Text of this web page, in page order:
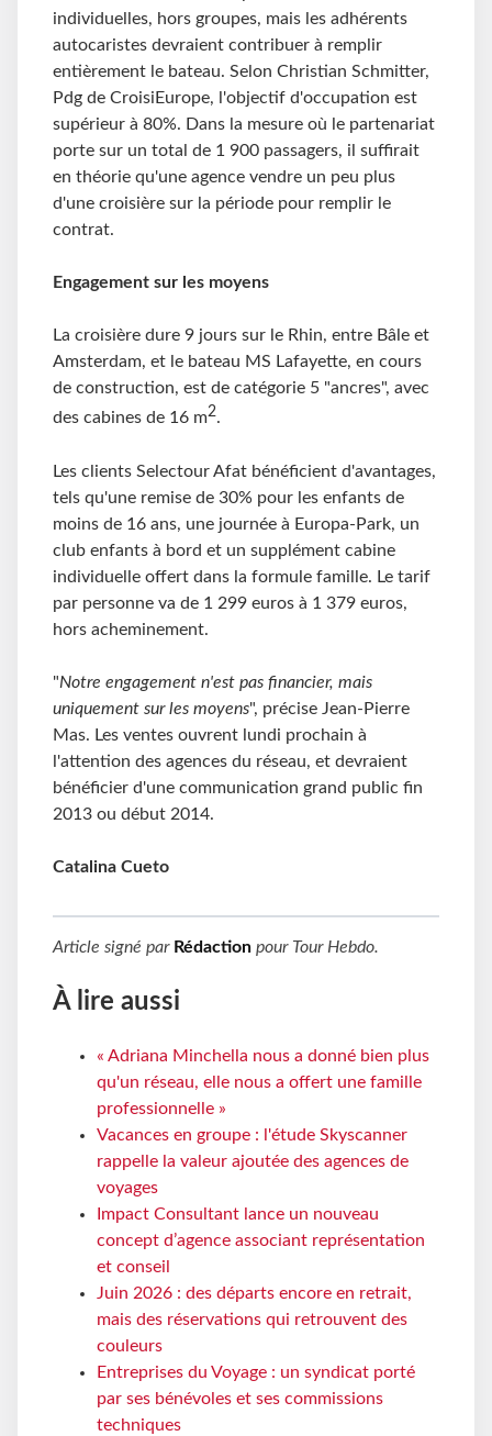
individuelles, hors groupes, mais les adhérents
autocaristes devraient contribuer à remplir
entièrement le bateau. Selon Christian Schmitter,
Pdg de CroisiEurope, l'objectif d'occupation est
supérieur à 80%. Dans la mesure où le partenariat
porte sur un total de 1 900 passagers, il suffirait
en théorie qu'une agence vendre un peu plus
d'une croisière sur la période pour remplir le
contrat.
Engagement sur les moyens
La croisière dure 9 jours sur le Rhin, entre Bâle et
Amsterdam, et le bateau MS Lafayette, en cours
de construction, est de catégorie 5 "ancres", avec
des cabines de 16 m2.
Les clients Selectour Afat bénéficient d'avantages,
tels qu'une remise de 30% pour les enfants de
moins de 16 ans, une journée à Europa-Park, un
club enfants à bord et un supplément cabine
individuelle offert dans la formule famille. Le tarif
par personne va de 1 299 euros à 1 379 euros,
hors acheminement.
"Notre engagement n'est pas financier, mais
uniquement sur les moyens", précise Jean-Pierre
Mas. Les ventes ouvrent lundi prochain à
l'attention des agences du réseau, et devraient
bénéficier d'une communication grand public fin
2013 ou début 2014.
Catalina Cueto
Article signé par Rédaction pour Tour Hebdo.
À lire aussi
« Adriana Minchella nous a donné bien plus
qu'un réseau, elle nous a offert une famille
professionnelle »
Vacances en groupe : l'étude Skyscanner
rappelle la valeur ajoutée des agences de
voyages
Impact Consultant lance un nouveau
concept d’agence associant représentation
et conseil
Juin 2026 : des départs encore en retrait,
mais des réservations qui retrouvent des
couleurs
Entreprises du Voyage : un syndicat porté
par ses bénévoles et ses commissions
techniques